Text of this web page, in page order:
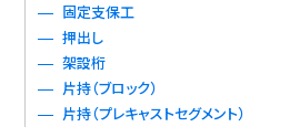
固定支保工
押出し
架設桁
片持（ブロック）
片持（プレキャストセグメント）